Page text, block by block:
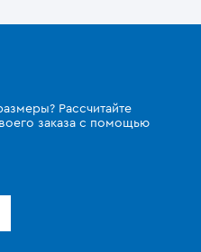
Рассчитайте
заказа с помощью